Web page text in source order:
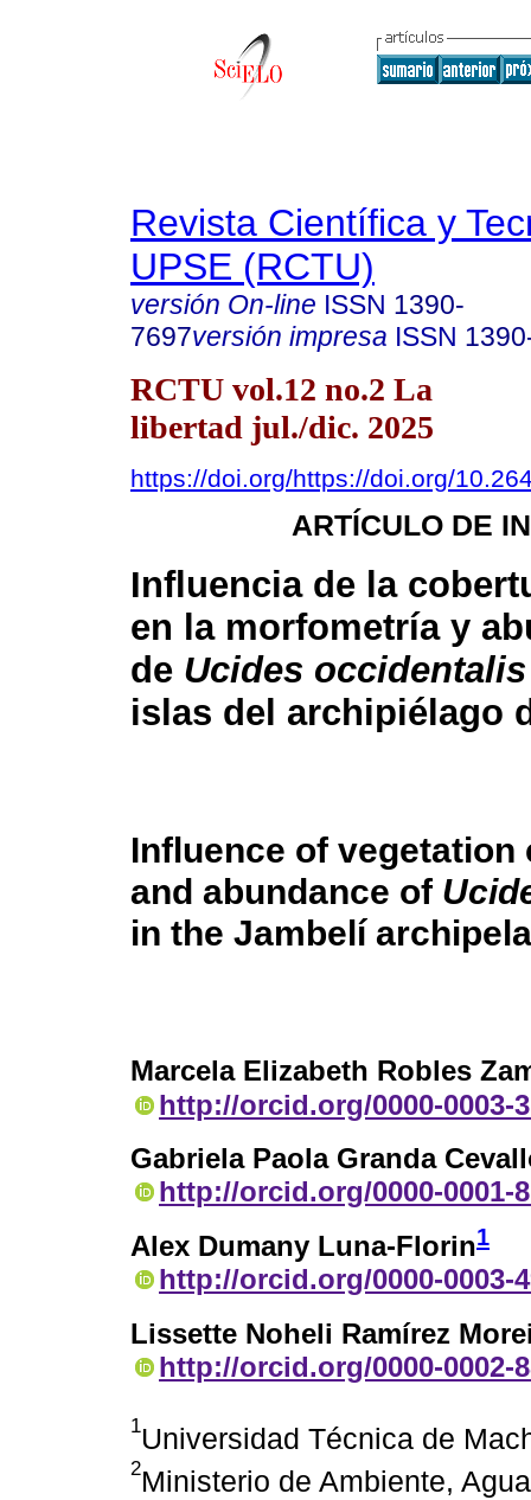
Revista Científica y
UPSE (RCTU)
versión On-line ISSN 1390-
7697versión impresa ISSN
RCTU vol.12 no.2 La
libertad jul./dic. 2025
https://doi.org/https://doi.org/
ARTÍCULO DE
Influencia de la
en la morfometría y
de Ucides occidentalis
islas del archipiélago
Influence of
and abundance of
in the Jambelí
Marcela Elizabeth Robles
http://orcid.org/0000-0003-
Gabriela Paola Granda
http://orcid.org/0000-0001-
Alex Dumany Luna-Florin1
http://orcid.org/0000-0003-
Lissette Noheli Ramírez
http://orcid.org/0000-0002-
1Universidad Técnica de
2Ministerio de Ambiente,